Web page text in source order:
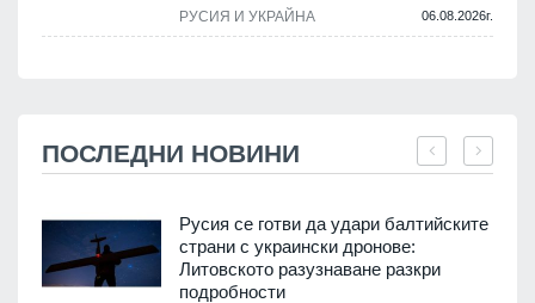
РУСИЯ И УКРАЙНА 06.08.2026г.
ПОСЛЕДНИ НОВИНИ
Русия се готви да удари балтийските
страни с украински дронове:
Литовското разузнаване разкри
подробности